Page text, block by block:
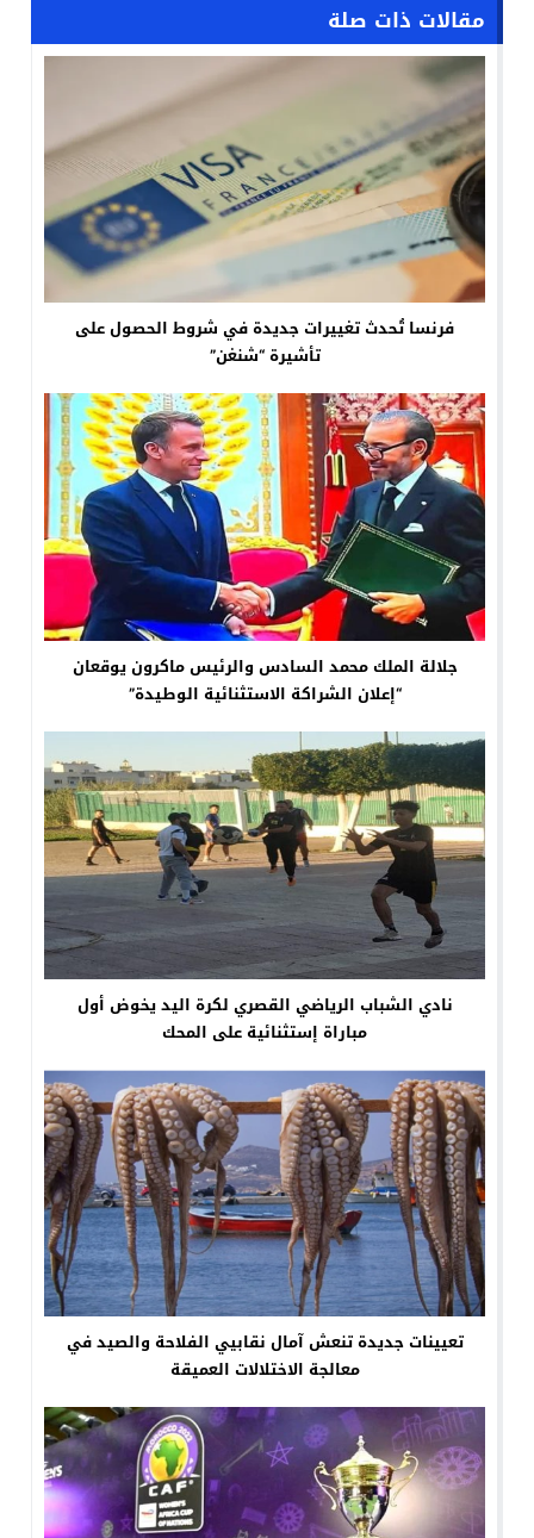
مقالات ذات صلة
فرنسا تُحدث تغييرات جديدة في شروط الحصول على
تأشيرة “شنغن”
جلالة الملك محمد السادس والرئيس ماكرون يوقعان
“إعلان الشراكة الاستثنائية الوطيدة”
نادي الشباب الرياضي القصري لكرة اليد يخوض أول
مباراة إستثنائية على المحك
تعيينات جديدة تنعش آمال نقابيي الفلاحة والصيد في
معالجة الاختلالات العميقة